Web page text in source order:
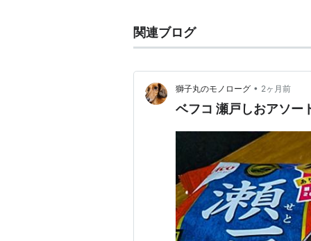
関連ブログ
獅子丸のモノローグ • 2ヶ月前
ベフコ 瀬戸しおアソー